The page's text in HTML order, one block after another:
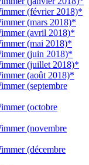
(février 2018)*
(mars 2018)*
(avril 2018)*
(mai 2018)*
(juin 2018)*
(juillet 2018)*
(août 2018)*
(septembre
(octobre
(novembre
(décembre